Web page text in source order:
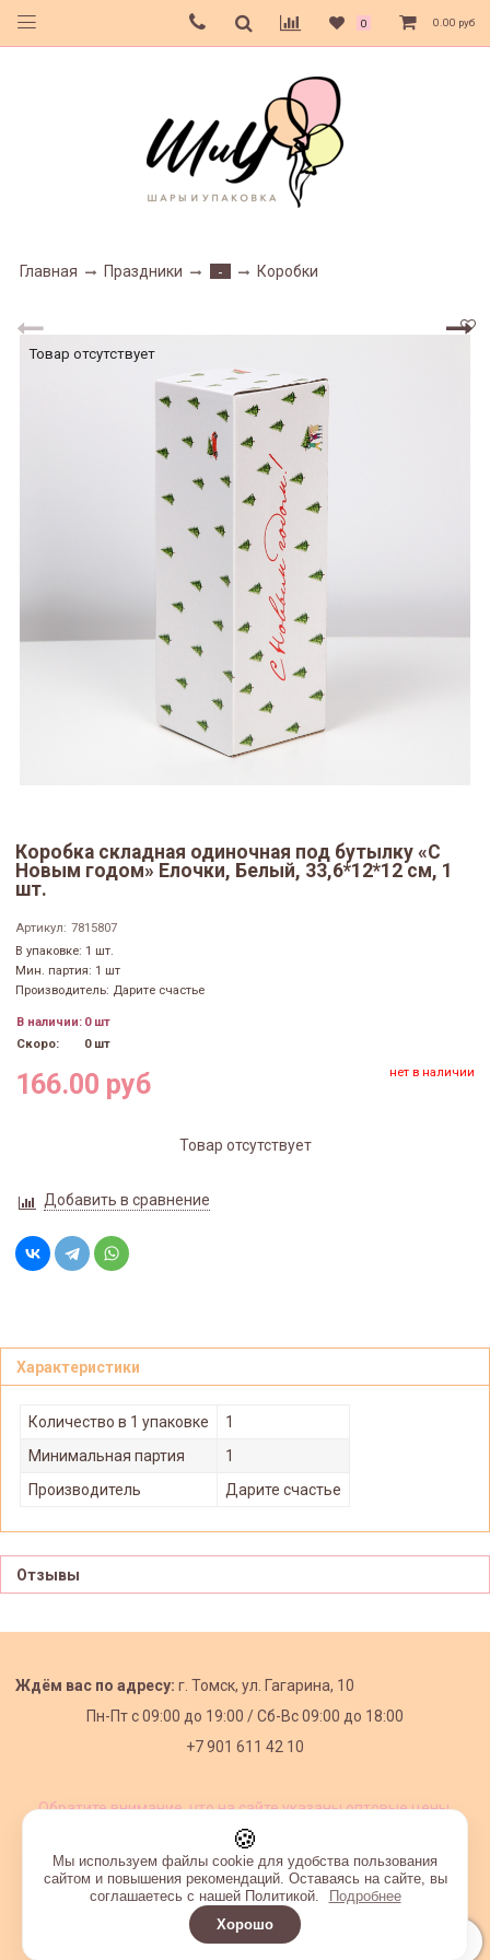
0 0.00 руб
Главная Праздники - Коробки
Товар отсутствует
Коробка складная одиночная под бутылку «С
Новым годом» Елочки, Белый, 33,6*12*12 см, 1
шт.
Артикул: 7815807
В упаковке: 1 шт.
Мин. партия: 1 шт
Производитель: Дарите счастье
В наличии: 0 шт
Скоро:
0 шт
166.00 руб нет в наличии
Товар отсутствует
Добавить в сравнение
Характеристики
Количество в 1 упаковке
1
Минимальная партия
1
Производитель
Дарите счастье
Отзывы
Ждём вас по адресу: г. Томск, ул. Гагарина, 10
Пн-Пт с09:00 до 19:00 /Сб-Вс 09:00 до 18:00
+7 901 611 42 10
Обратите внимание, что на сайте указаны оптовые цены,
Интернет-магазин создан на InSales
🍪
Мы используем файлы cookie для удобства пользования
сайтом и повышения рекомендаций. Оставаясь на сайте, вы
соглашаетесь с нашей Политикой.
Подробнее
Хорошо